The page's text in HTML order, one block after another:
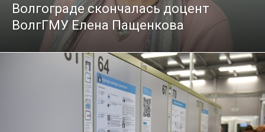
Волгограде скончалась доцент
ВолгГМУ Елена Пащенкова